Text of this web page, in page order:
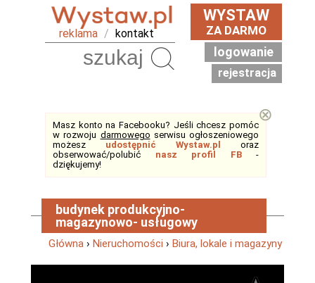
reklama / kontakt
WYSTAW
ZA DARMO
logowanie
rejestracja
Masz konto na Facebooku? Jeśli chcesz pomóc
w rozwoju darmowego serwisu ogłoszeniowego
możesz udostępnić Wystaw.pl
oraz
obserwować/polubić nasz profil FB-
dziękujemy!
⊗
budynek produkcyjno-
magazynowo- usługowy
Główna › Nieruchomości › Biura, lokale i magazyny